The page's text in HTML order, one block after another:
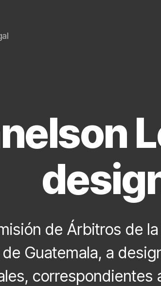
de Árbitros de
Guatemala, a
correspondientes